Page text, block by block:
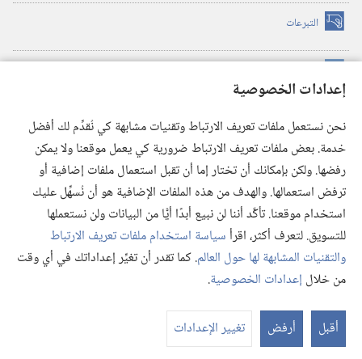
إعدادات الخصوصية
نحن نستعمل ملفات تعريف الارتباط وتقنيات مشابهة كي نُقدِّم لك أفضل
خدمة. بعض ملفات تعريف الارتباط ضرورية كي يعمل موقعنا ولا يمكن
رفضها. ولكن بإمكانك أن تختار إما أن تقبل استعمال ملفات إضافية أو
ترفض استعمالها. والهدف من هذه الملفات الإضافية هو أن نُسهِّل عليك
استخدام موقعنا. تأكَّد أننا لن نبيع أبدًا أيًّا من البيانات ولن نستعملها
للتسويق. لتعرف أكثر، اقرأسياسة استخدام ملفات تعريف الارتباط
والتقنيات المشابهة لها حول العالم. كما تقدر أن تغيِّر إعداداتك في أي وقت
من خلال إعدادات الخصوصية.
أقبل أرفض تغيير الإعدادات
التبرعات (يفتح
نافذة
(يفتح
نافذة
(يفتح
نافذة
جديدة) تطبيق ®
JW Library
مكتبة برج المراقبة
© 2026 .Watch Tower Bible and Tract Society of Pennsylvania